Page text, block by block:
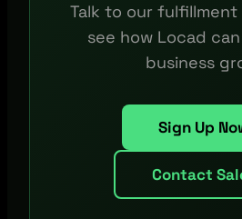
Talk to our
see how Locad
business
Sign Up
Contact